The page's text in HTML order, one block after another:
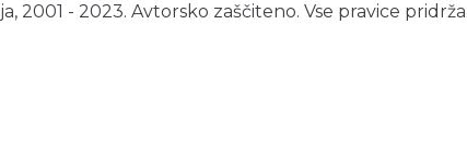
2001 - 2023. Avtorsko zaščiteno. Vse pravice